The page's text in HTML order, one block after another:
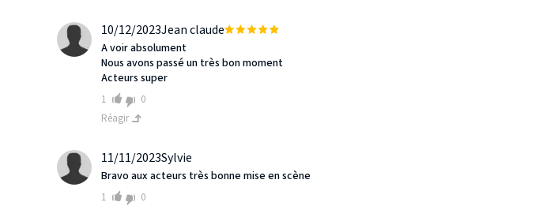
10/12/2023Jean claude
A voir absolument
Nous avons passé un très bon moment
Acteurs super
1
0
Réagir
11/11/2023Sylvie
Bravo aux acteurs très bonne mise en scène
1 0